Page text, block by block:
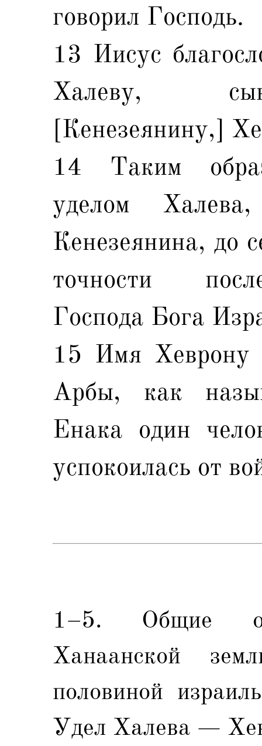
говорил Господь.
13 Иисус
Халеву,
[Кенезеянину,]
14 Таким
уделом
Кенезеянина, до
точности
Господа Бога
15 Имя Хеврону
Арбы, как
Енака один
успокоилась от
1–5. Общие
Ханаанской
половиной
Удел Халева —